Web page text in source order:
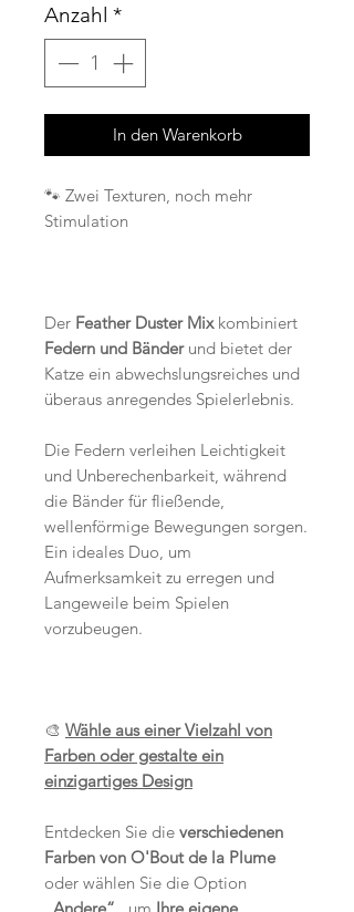
Anzahl *
In den Warenkorb
🐾 Zwei Texturen, noch mehr
Stimulation
Der Feather Duster Mixkombiniert
Federn und Bänderund bietet der
Katze ein abwechslungsreiches und
überaus anregendes Spielerlebnis.
Die Federn verleihen Leichtigkeit
und Unberechenbarkeit, während
die Bänder für fließende,
wellenförmige Bewegungen sorgen.
Ein ideales Duo, um
Aufmerksamkeit zu erregen und
Langeweile beim Spielen
vorzubeugen.
🎨 Wähle aus einer Vielzahl von
Farben oder gestalte ein
einzigartiges Design
Entdecken Sie die verschiedenen
Farben von O'Bout de la Plume
oder wählen Sie die Option